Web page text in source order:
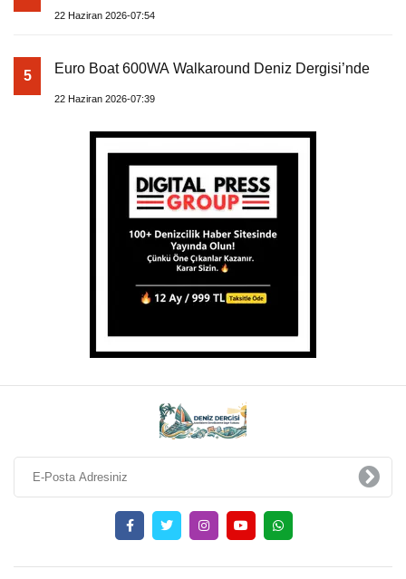
22 Haziran 2026-07:54
5 Euro Boat 600WA Walkaround Deniz Dergisi’nde
22 Haziran 2026-07:39